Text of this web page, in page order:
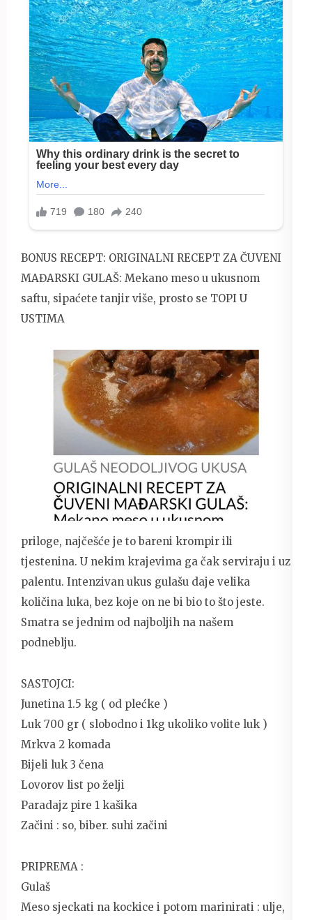
BONUS RECEPT: ORIGINALNI RECEPT ZA ČUVENI
MAĐARSKI GULAŠ: Mekano meso u ukusnom
saftu, sipaćete tanjir više, prosto se TOPI U
USTIMA
priloge, najčešće je to bareni krompir ili
tjestenina. U nekim krajevima ga čak serviraju i uz
palentu. Intenzivan ukus gulašu daje velika
količina luka, bez koje on ne bi bio to što jeste.
Smatra se jednim od najboljih na našem
podneblju.
SASTOJCI:
Junetina 1.5 kg ( od plećke )
Luk 700 gr ( slobodno i 1kg ukoliko volite luk )
Mrkva 2 komada
Bijeli luk 3 čena
Lovorov list po želji
Paradajz pire 1 kašika
Začini : so, biber. suhi začini
PRIPREMA :
Gulaš
Meso sjeckati na kockice i potom marinirati : ulje,